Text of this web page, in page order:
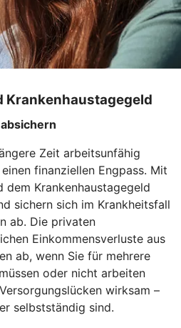
Krankenhaustagegeld
Zeit arbeitsunfähig
finanziellen Engpass. Mit
dem Krankenhaustagegeld
sichern sich im Krankheitsfall
ab. Die privaten
Einkommensverluste aus
ab, wenn Sie für mehrere
oder nicht arbeiten
wirksam –
selbstständig sind.